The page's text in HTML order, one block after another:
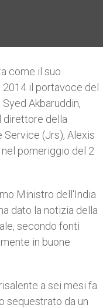
come il suo
il portavoce del
Akbaruddin,
direttore della
Service (Jrs), Alexis
pomeriggio del 2
Ministro dell'India
dato la notizia della
secondo fonti
in buone
a sei mesi fa
sequestrato da un